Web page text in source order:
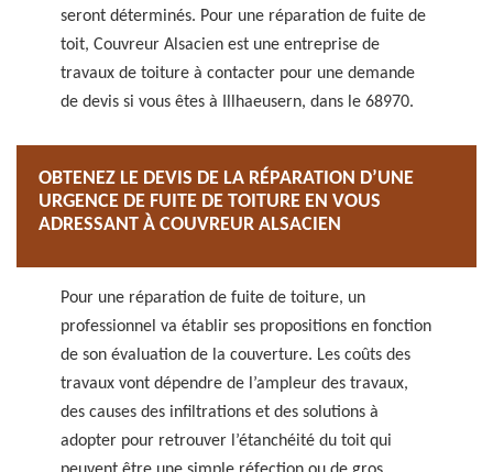
seront déterminés. Pour une réparation de fuite de
toit, Couvreur Alsacien est une entreprise de
travaux de toiture à contacter pour une demande
de devis si vous êtes à Illhaeusern, dans le 68970.
OBTENEZ LE DEVIS DE LA RÉPARATION D’UNE
URGENCE DE FUITE DE TOITURE EN VOUS
ADRESSANT À COUVREUR ALSACIEN
Pour une réparation de fuite de toiture, un
professionnel va établir ses propositions en fonction
de son évaluation de la couverture. Les coûts des
travaux vont dépendre de l’ampleur des travaux,
des causes des infiltrations et des solutions à
adopter pour retrouver l’étanchéité du toit qui